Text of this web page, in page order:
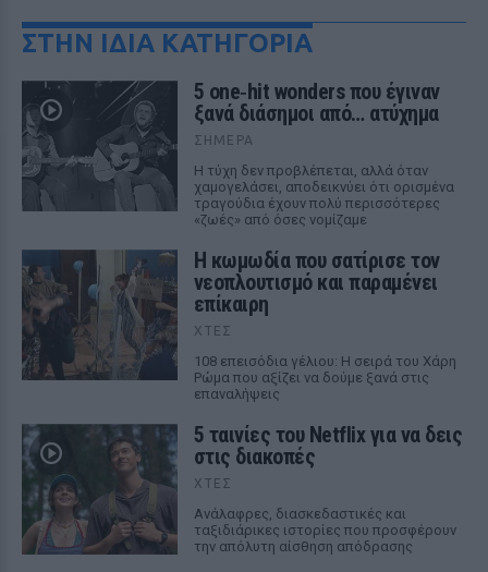
ΣΤΗΝ ΙΔΙΑ ΚΑΤΗΓΟΡΙΑ
5 one‑hit wonders που έγιναν
ξανά διάσημοι από… ατύχημα
ΣΉΜΕΡΑ
Η τύχη δεν προβλέπεται, αλλά όταν
χαμογελάσει, αποδεικνύει ότι ορισμένα
τραγούδια έχουν πολύ περισσότερες
«ζωές» από όσες νομίζαμε
Η κωμωδία που σατίρισε τον
νεοπλουτισμό και παραμένει
επίκαιρη
ΧΤΕΣ
108 επεισόδια γέλιου: Η σειρά του Χάρη
Ρώμα που αξίζει να δούμε ξανά στις
επαναλήψεις
5 ταινίες του Netflix για να δεις
στις διακοπές
ΧΤΕΣ
Aνάλαφρες, διασκεδαστικές και
ταξιδιάρικες ιστορίες που προσφέρουν
την απόλυτη αίσθηση απόδρασης